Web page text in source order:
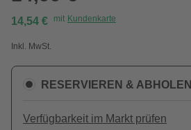
14,54 € mit Kundenkarte
Inkl. MwSt.
RESERVIEREN & ABHOLEN
Verfügbarkeit im Markt prüfen